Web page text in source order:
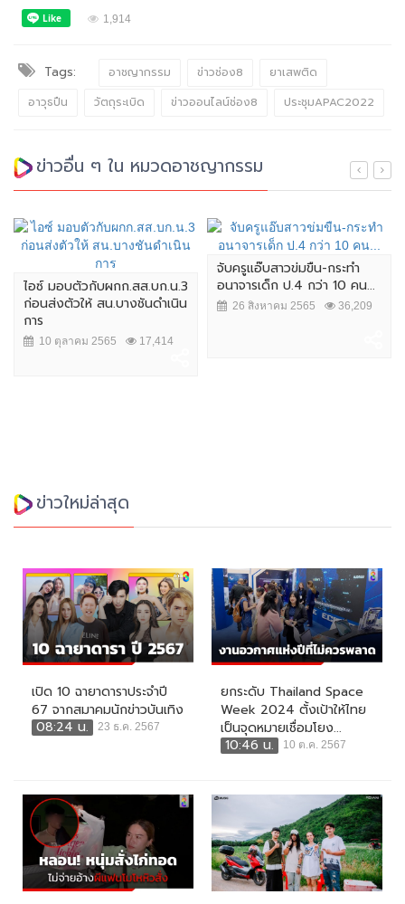
1,914
Tags: อาชญากรรม ข่าวช่อง8
ยาเสพติด
อาวุธปืน
วัตถุระเบิด ข่าวออนไลน์ช่อง8 ประชุมAPAC2022
ข่าวอื่น ๆ ใน หมวดอาชญากรรม
ไอซ์ มอบตัวกับผกก.สส.บก.น.3
ก่อนส่งตัวให้ สน.บางชันดำเนิน
การ
10 ตุลาคม 2565 17,414
จับครูแอ๊บสาวข่มขืน-กระทำ
อนาจารเด็ก ป.4 กว่า 10 คน...
26 สิงหาคม 2565 36,209
ข่าวใหม่ล่าสุด
เปิด 10 ฉายาดาราประจำปี
67 จากสมาคมนักข่าวบันเทิง
08:24 น.
23 ธ.ค. 2567
ยกระดับ Thailand Space
Week 2024 ตั้งเป้าให้ไทย
เป็นจุดหมายเชื่อมโยง...
10:46 น.
10 ต.ค. 2567